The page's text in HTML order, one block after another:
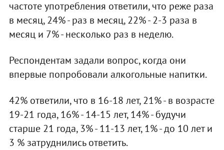
частоте употребления ответили, что реже раза
в месяц, 24% - раз в месяц, 22% - 2-3 раза в
месяц и 7% - несколько раз в неделю.
Респондентам задали вопрос, когда они
впервые попробовали алкогольные напитки.
42% ответили, что в 16-18 лет, 21% - в возрасте
19-21 года, 16% - 14-15 лет, 14% - будучи
старше 21 года, 3% - 11-13 лет, 1% - до 10 лет и
3 % затруднились ответить.